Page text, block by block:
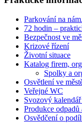
Parkování na
72 hodin –
Bezpečnost ve
Krizové řízení
Životní situace
Katalog firem,
Spolky a
Osvětlení ve
Veřejné WC
Svozový
Produkce
Osvědčení o